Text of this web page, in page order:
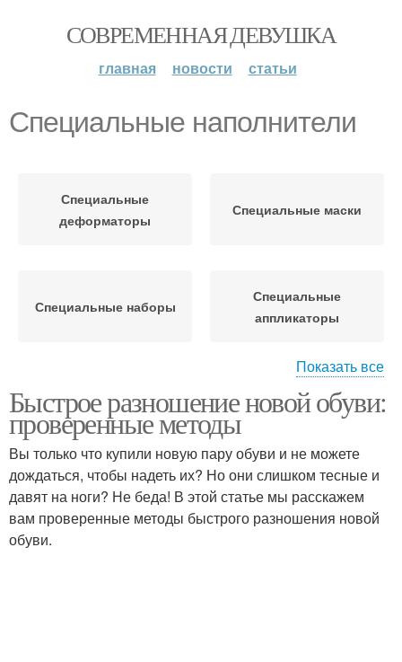
СОВРЕМЕННАЯ ДЕВУШКА
главная новости статьи
Специальные наполнители
Специальные
деформаторы
Специальные маски
Специальные наборы
Специальные
аппликаторы
Специальные наклейки
Показать все
Быстрое разношение новой обуви:
проверенные методы
Вы только что купили новую пару обуви и не можете
дождаться, чтобы надеть их? Но они слишком тесные и
давят на ноги? Не беда! В этой статье мы расскажем
вам проверенные методы быстрого разношения новой
обуви.